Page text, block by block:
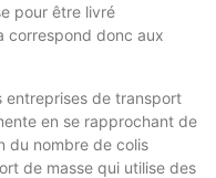
pour être livré
correspond donc aux
entreprises de transport
en se rapprochant de
du nombre de colis
de masse qui utilise des